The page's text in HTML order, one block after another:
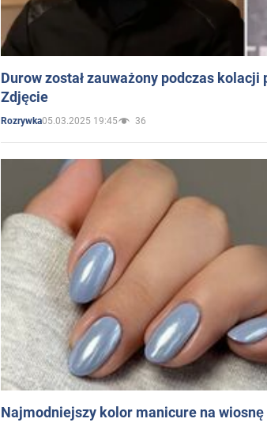
Durow został zauważony podczas
Zdjęcie
Rozrywka05.03.2025 19:45 36
Najmodniejszy kolor manicure na